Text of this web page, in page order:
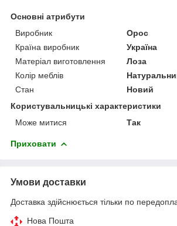
Основні атрибути
Виробник
Орос
Країна виробник
Україна
Матеріал виготовлення
Лоза
Колір меблів
Стан
Новий
Користувальницькі характеристики
Може митися
Так
Приховати
Умови доставки
Доставка здійснюється тільки по
Нова Пошта